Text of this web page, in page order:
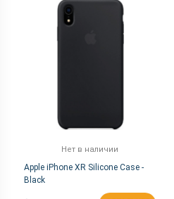
Нет в наличии
Apple iPhone XR Silicone Case -
Black